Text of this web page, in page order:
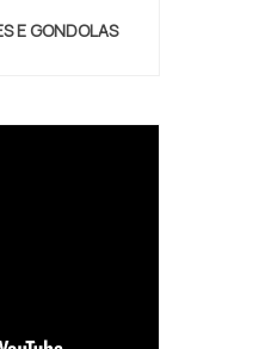
E GONDOLAS